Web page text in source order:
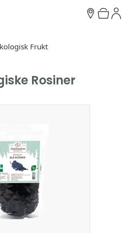
Frukt
Rosiner